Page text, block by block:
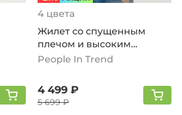
4 цвета
Жилет со спущенным
плечом и высоким
воротом, бежевый
People In Trend
4 499 ₽
5 699 ₽